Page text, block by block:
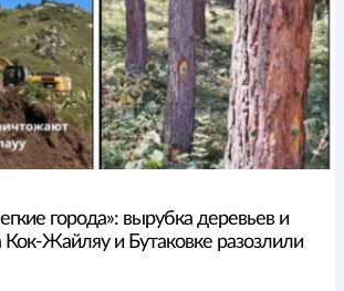
города»: вырубка деревьев и
Кок-Жайляу и Бутаковке разозлили